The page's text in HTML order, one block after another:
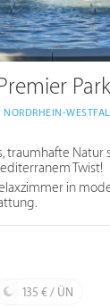
NORDRHEIN-
traumhafte Natur
Twist!
in
135 € / ÜN